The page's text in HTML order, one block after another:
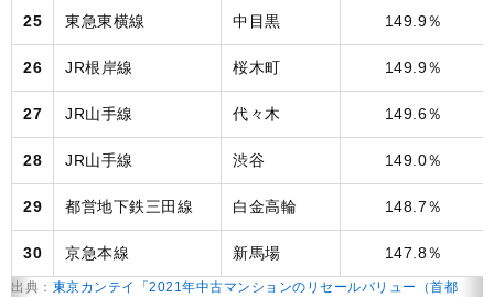
25 東急東横線 中目黒 149.9％
26 JR根岸線 桜木町 149.9％
27 JR山手線 代々木 149.6％
28 JR山手線 渋谷 149.0％
29 都営地下鉄三田線 白金高輪 148.7％
30 京急本線 新馬場 147.8％
出典： 東京カンテイ「2021年中古マンションのリセールバリュー（首都